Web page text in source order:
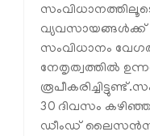
സംവിധാനം
നേതൃത്വത്തില്‍
30 ദിവസം
ഡീംഡ് ലൈസന്‍സ്